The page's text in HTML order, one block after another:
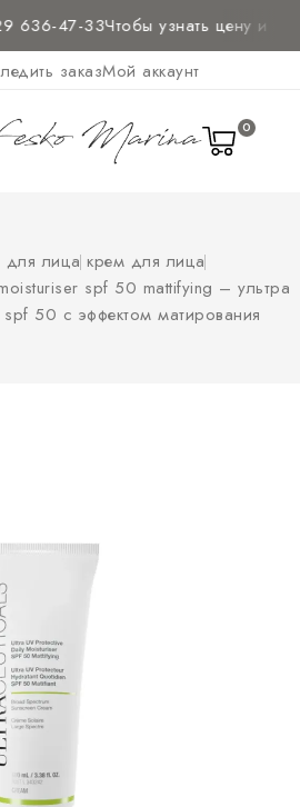
47-33Чтобы узнать цену и
заказМой аккаунт
0
для лица крем для лица
spf 50 mattifying – ультра
50 с эффектом матирования